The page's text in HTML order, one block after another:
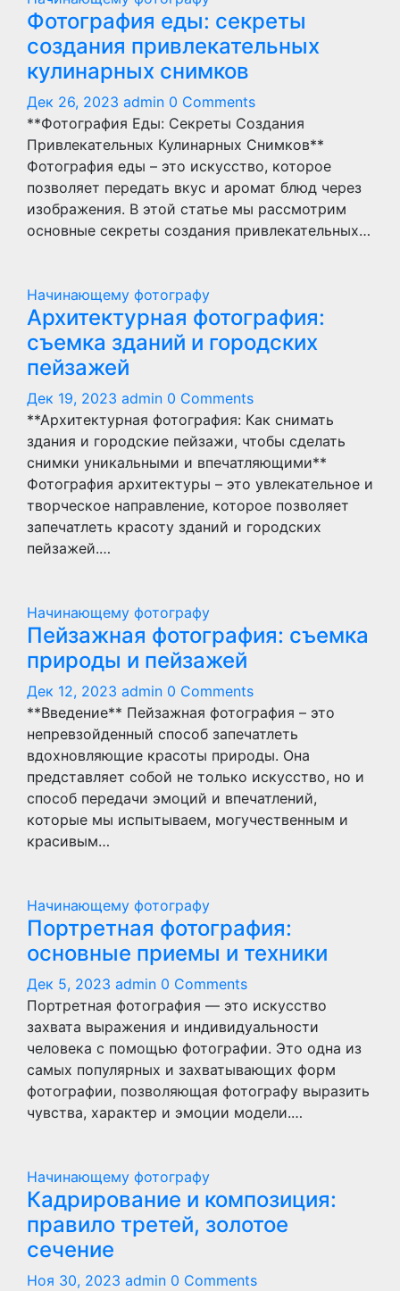
Фотография еды: секреты
создания привлекательных
кулинарных снимков
Дек 26, 2023 admin 0 Comments
**Фотография Еды: Секреты Создания
Привлекательных Кулинарных Снимков**
Фотография еды – это искусство, которое
позволяет передать вкус и аромат блюд через
изображения. В этой статье мы рассмотрим
основные секреты создания привлекательных…
Начинающему фотографу
Архитектурная фотография:
съемка зданий и городских
пейзажей
Дек 19, 2023 admin 0 Comments
**Архитектурная фотография: Как снимать
здания и городские пейзажи, чтобы сделать
снимки уникальными и впечатляющими**
Фотография архитектуры – это увлекательное и
творческое направление, которое позволяет
запечатлеть красоту зданий и городских
пейзажей.…
Начинающему фотографу
Пейзажная фотография: съемка
природы и пейзажей
Дек 12, 2023 admin 0 Comments
**Введение** Пейзажная фотография – это
непревзойденный способ запечатлеть
вдохновляющие красоты природы. Она
представляет собой не только искусство, но и
способ передачи эмоций и впечатлений,
которые мы испытываем, могучественным и
красивым…
Начинающему фотографу
Портретная фотография:
основные приемы и техники
Дек 5, 2023 admin 0 Comments
Портретная фотография — это искусство
захвата выражения и индивидуальности
человека с помощью фотографии. Это одна из
самых популярных и захватывающих форм
фотографии, позволяющая фотографу выразить
чувства, характер и эмоции модели.…
Начинающему фотографу
Кадрирование и композиция:
правило третей, золотое
сечение
Ноя 30, 2023 admin 0 Comments